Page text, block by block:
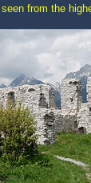
from the